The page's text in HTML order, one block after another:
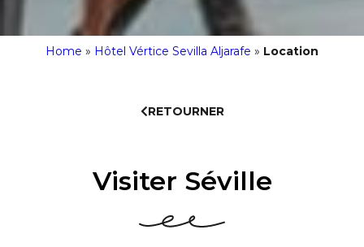
Home » Hôtel Vértice Sevilla Aljarafe » Location
RETOURNER
Visiter Séville